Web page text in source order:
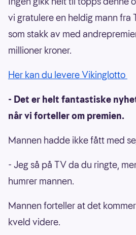
vi gratulere en heldig mann fra
som stakk av med
millioner kroner.
Her kan du levere Vikinglotto
- Det er helt fantastiske
når vi forteller om premien.
Mannen hadde ikke fått med
- Jeg så på TV da du ringte,
humrer mannen.
Mannen forteller at det
kveld videre.